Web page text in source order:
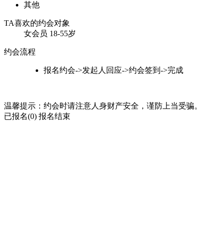
其他
TA喜欢的约会对象
女会员 18-55岁
约会流程
报名约会->发起人回应->约会签到->完成
温馨提示：约会时请注意人身财产安全，谨防上当受骗。
已报名(0) 报名结束